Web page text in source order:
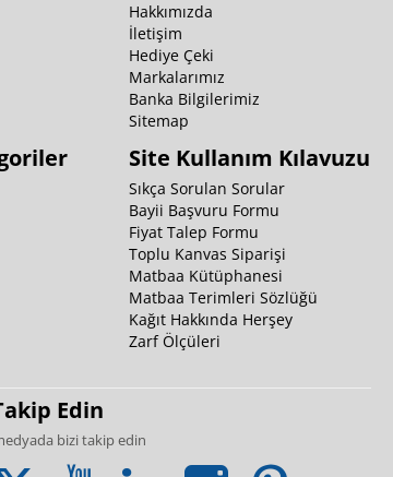
Hakkımızda
İletişim
Hediye Çeki
Markalarımız
Banka Bilgilerimiz
Sitemap
Site Kullanım Kılavuzu
Sıkça Sorulan Sorular
Bayii Başvuru Formu
Fiyat Talep Formu
Toplu Kanvas Siparişi
Matbaa Kütüphanesi
Matbaa Terimleri Sözlüğü
Kağıt Hakkında Herşey
Zarf Ölçüleri
Edin
bizi takip edin